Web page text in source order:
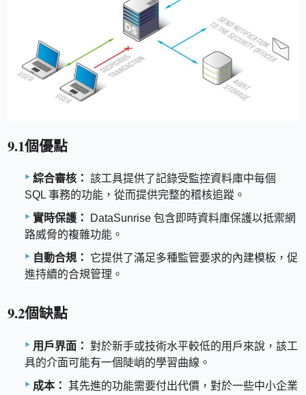
9.1個優點
綜合審核： 該工具提供了記錄受監控資料庫中每個
SQL 事務的功能，從而提供完整的稽核追蹤。
實時保護：
DataSunrise 包含即時資料庫保護以抵禦網
路威脅的複雜功能。
自動合規：
它提供了滿足多種監管要求的內建模板，促
進持續的合規管理。
9.2個缺點
用戶界面： 對於新手或技術水平較低的用戶來說，該工
具的介面可能有一個陡峭的學習曲線。
成本： 其先進的功能需要付出代價，對於一些中小企業